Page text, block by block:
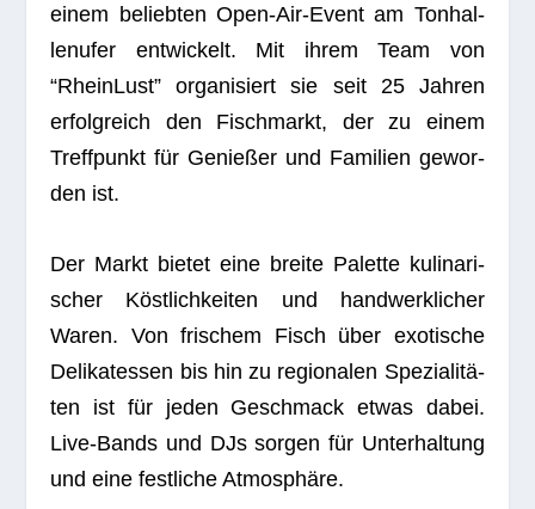
einem belieb­ten Open-Air-Event am Ton­hal­
len­ufer ent­wi­ckelt. Mit ihrem Team von
“Rhein­Lust” orga­ni­siert sie seit 25 Jah­ren
erfolg­reich den Fisch­markt, der zu einem
Treff­punkt für Genie­ßer und Fami­lien gewor­
den ist.
Der Markt bie­tet eine breite Palette kuli­na­ri­
scher Köst­lich­kei­ten und hand­werk­li­cher
Waren. Von fri­schem Fisch über exo­ti­sche
Deli­ka­tes­sen bis hin zu regio­na­len Spe­zia­li­tä­
ten ist für jeden Geschmack etwas dabei.
Live-Bands und DJs sor­gen für Unter­hal­tung
und eine fest­li­che Atmosphäre.